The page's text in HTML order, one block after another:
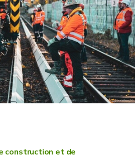
construction et de